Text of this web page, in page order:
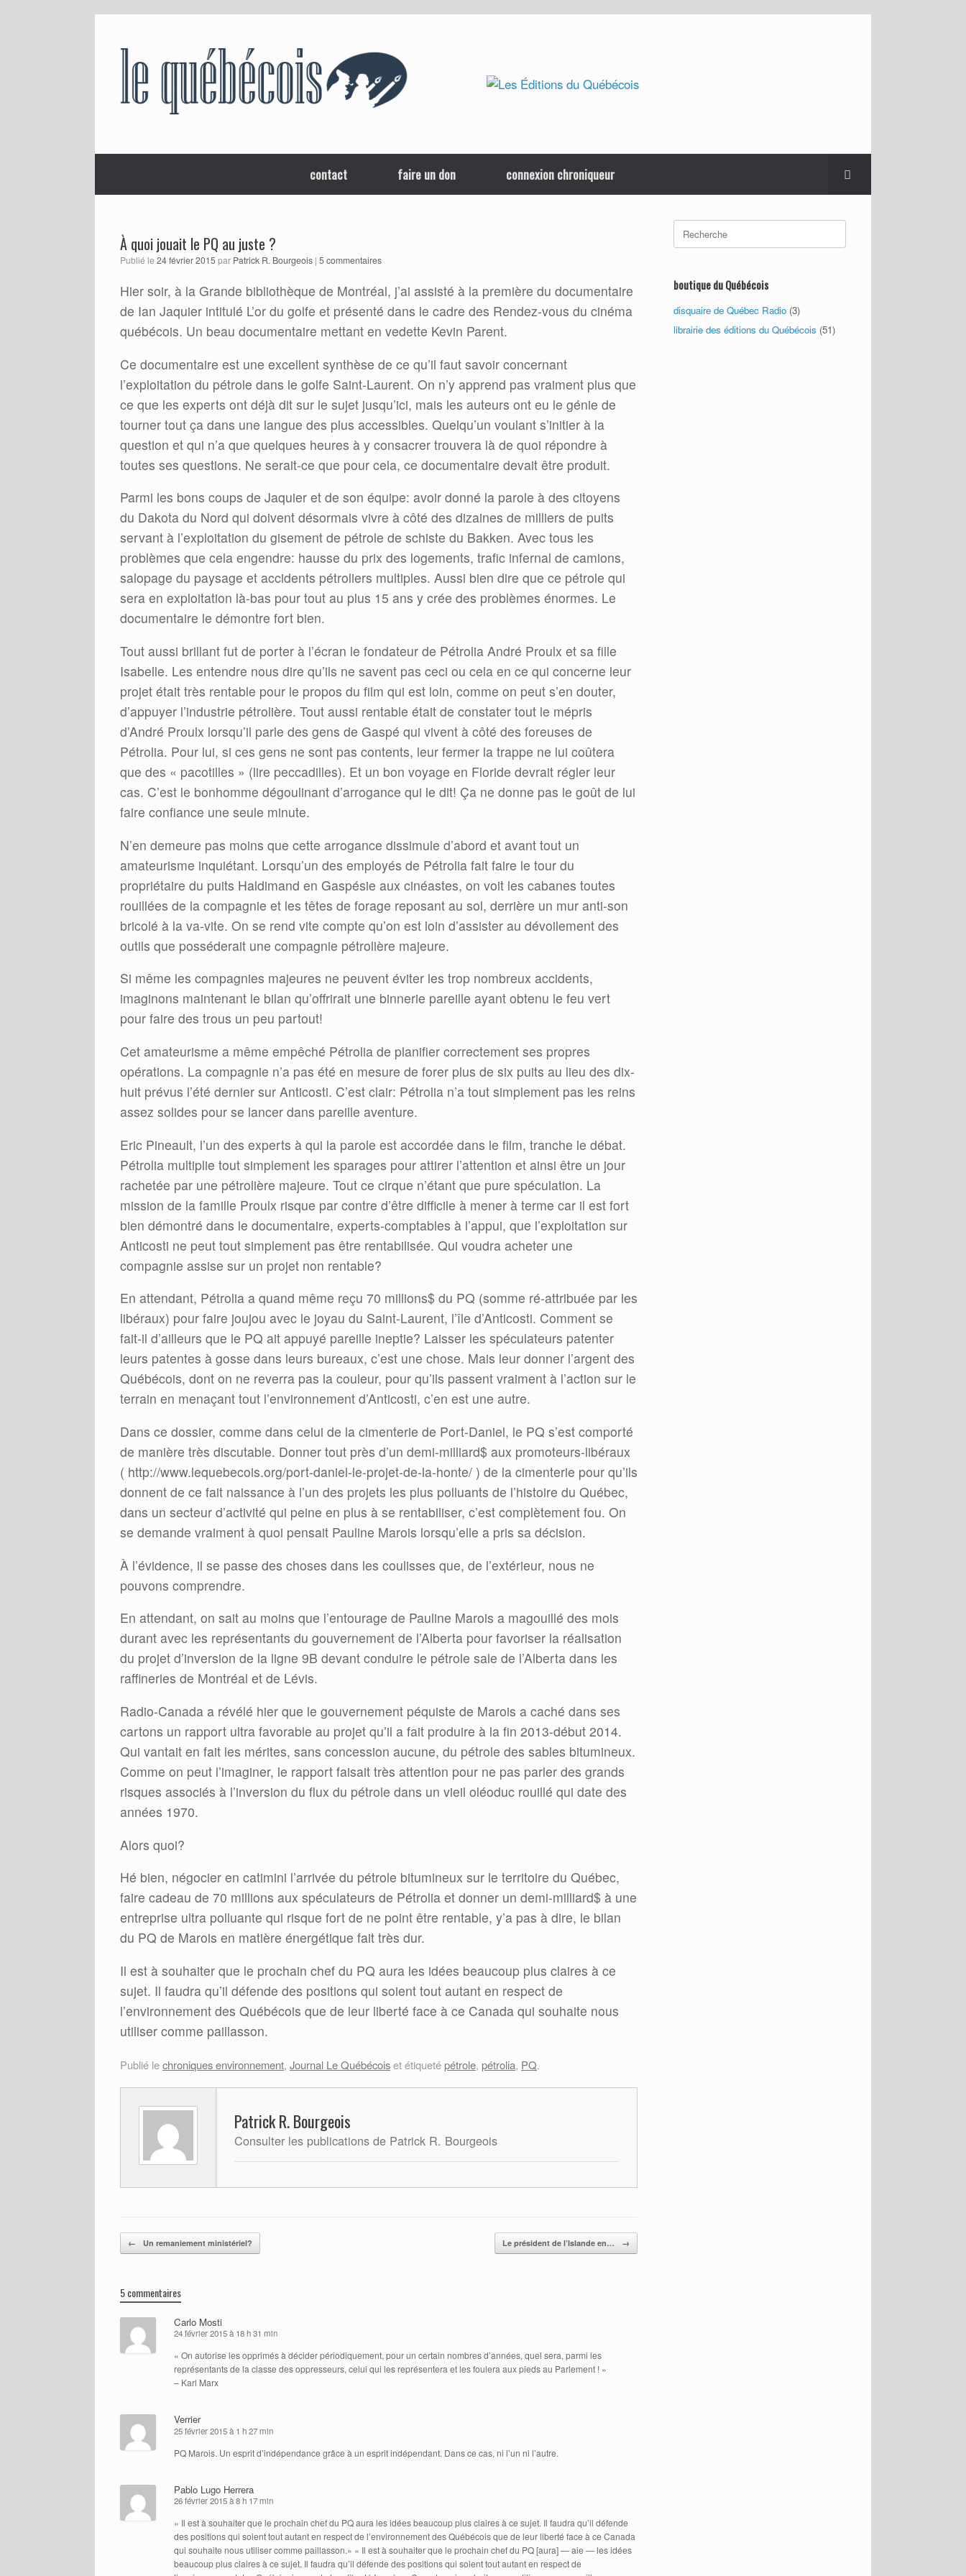
contact faire un don connexion chroniqueur
À quoi jouait le PQ au juste ?
Publié le 24 février 2015 par Patrick R. Bourgeois | 5 commentaires
Hier soir, à la Grande bibliothèque de Montréal, j’ai assisté à la première du documentaire
de Ian Jaquier intitulé L’or du golfe et présenté dans le cadre des Rendez-vous du cinéma
québécois. Un beau documentaire mettant en vedette Kevin Parent.
Ce documentaire est une excellent synthèse de ce qu’il faut savoir concernant
l’exploitation du pétrole dans le golfe Saint-Laurent. On n’y apprend pas vraiment plus que
ce que les experts ont déjà dit sur le sujet jusqu’ici, mais les auteurs ont eu le génie de
tourner tout ça dans une langue des plus accessibles. Quelqu’un voulant s’initier à la
question et qui n’a que quelques heures à y consacrer trouvera là de quoi répondre à
toutes ses questions. Ne serait-ce que pour cela, ce documentaire devait être produit.
Parmi les bons coups de Jaquier et de son équipe: avoir donné la parole à des citoyens
du Dakota du Nord qui doivent désormais vivre à côté des dizaines de milliers de puits
servant à l’exploitation du gisement de pétrole de schiste du Bakken. Avec tous les
problèmes que cela engendre: hausse du prix des logements, trafic infernal de camions,
salopage du paysage et accidents pétroliers multiples. Aussi bien dire que ce pétrole qui
sera en exploitation là-bas pour tout au plus 15 ans y crée des problèmes énormes. Le
documentaire le démontre fort bien.
Tout aussi brillant fut de porter à l’écran le fondateur de Pétrolia André Proulx et sa fille
Isabelle. Les entendre nous dire qu’ils ne savent pas ceci ou cela en ce qui concerne leur
projet était très rentable pour le propos du film qui est loin, comme on peut s’en douter,
d’appuyer l’industrie pétrolière. Tout aussi rentable était de constater tout le mépris
d’André Proulx lorsqu’il parle des gens de Gaspé qui vivent à côté des foreuses de
Pétrolia. Pour lui, si ces gens ne sont pas contents, leur fermer la trappe ne lui coûtera
que des « pacotilles » (lire peccadilles). Et un bon voyage en Floride devrait régler leur
cas. C’est le bonhomme dégoulinant d’arrogance qui le dit! Ça ne donne pas le goût de lui
faire confiance une seule minute.
N’en demeure pas moins que cette arrogance dissimule d’abord et avant tout un
amateurisme inquiétant. Lorsqu’un des employés de Pétrolia fait faire le tour du
propriétaire du puits Haldimand en Gaspésie aux cinéastes, on voit les cabanes toutes
rouillées de la compagnie et les têtes de forage reposant au sol, derrière un mur anti-son
bricolé à la va-vite. On se rend vite compte qu’on est loin d’assister au dévoilement des
outils que posséderait une compagnie pétrolière majeure.
Si même les compagnies majeures ne peuvent éviter les trop nombreux accidents,
imaginons maintenant le bilan qu’offrirait une binnerie pareille ayant obtenu le feu vert
pour faire des trous un peu partout!
Cet amateurisme a même empêché Pétrolia de planifier correctement ses propres
opérations. La compagnie n’a pas été en mesure de forer plus de six puits au lieu des dix-
huit prévus l’été dernier sur Anticosti. C’est clair: Pétrolia n’a tout simplement pas les reins
assez solides pour se lancer dans pareille aventure.
Eric Pineault, l’un des experts à qui la parole est accordée dans le film, tranche le débat.
Pétrolia multiplie tout simplement les sparages pour attirer l’attention et ainsi être un jour
rachetée par une pétrolière majeure. Tout ce cirque n’étant que pure spéculation. La
mission de la famille Proulx risque par contre d’être difficile à mener à terme car il est fort
bien démontré dans le documentaire, experts-comptables à l’appui, que l’exploitation sur
Anticosti ne peut tout simplement pas être rentabilisée. Qui voudra acheter une
compagnie assise sur un projet non rentable?
En attendant, Pétrolia a quand même reçu 70 millions$ du PQ (somme ré-attribuée par les
libéraux) pour faire joujou avec le joyau du Saint-Laurent, l’île d’Anticosti. Comment se
fait-il d’ailleurs que le PQ ait appuyé pareille ineptie? Laisser les spéculateurs patenter
leurs patentes à gosse dans leurs bureaux, c’est une chose. Mais leur donner l’argent des
Québécois, dont on ne reverra pas la couleur, pour qu’ils passent vraiment à l’action sur le
terrain en menaçant tout l’environnement d’Anticosti, c’en est une autre.
Dans ce dossier, comme dans celui de la cimenterie de Port-Daniel, le PQ s’est comporté
de manière très discutable. Donner tout près d’un demi-milliard$ aux promoteurs-libéraux
( http://www.lequebecois.org/port-daniel-le-projet-de-la-honte/ ) de la cimenterie pour qu’ils
donnent de ce fait naissance à l’un des projets les plus polluants de l’histoire du Québec,
dans un secteur d’activité qui peine en plus à se rentabiliser, c’est complètement fou. On
se demande vraiment à quoi pensait Pauline Marois lorsqu’elle a pris sa décision.
À l’évidence, il se passe des choses dans les coulisses que, de l’extérieur, nous ne
pouvons comprendre.
En attendant, on sait au moins que l’entourage de Pauline Marois a magouillé des mois
durant avec les représentants du gouvernement de l’Alberta pour favoriser la réalisation
du projet d’inversion de la ligne 9B devant conduire le pétrole sale de l’Alberta dans les
raffineries de Montréal et de Lévis.
Radio-Canada a révélé hier que le gouvernement péquiste de Marois a caché dans ses
cartons un rapport ultra favorable au projet qu’il a fait produire à la fin 2013-début 2014.
Qui vantait en fait les mérites, sans concession aucune, du pétrole des sables bitumineux.
Comme on peut l’imaginer, le rapport faisait très attention pour ne pas parler des grands
risques associés à l’inversion du flux du pétrole dans un vieil oléoduc rouillé qui date des
années 1970.
Alors quoi?
Hé bien, négocier en catimini l’arrivée du pétrole bitumineux sur le territoire du Québec,
faire cadeau de 70 millions aux spéculateurs de Pétrolia et donner un demi-milliard$ à une
entreprise ultra polluante qui risque fort de ne point être rentable, y’a pas à dire, le bilan
du PQ de Marois en matière énergétique fait très dur.
Il est à souhaiter que le prochain chef du PQ aura les idées beaucoup plus claires à ce
sujet. Il faudra qu’il défende des positions qui soient tout autant en respect de
l’environnement des Québécois que de leur liberté face à ce Canada qui souhaite nous
utiliser comme paillasson.
Publié lechroniques environnement, Journal Le Québécoiset étiquetépétrole, pétrolia, PQ.
Patrick R. Bourgeois
Consulter les publications de Patrick R. Bourgeois
Post navigation
← Un remaniement ministériel? Le président de l’Islande en… →
5 commentaires
Carlo Mosti
24 février 2015 à 18 h 31 min
« On autorise les opprimés à décider périodiquement, pour un certain nombres d’années, quel sera, parmi les
représentants de la classe des oppresseurs, celui qui les représentera et les foulera aux pieds au Parlement ! »
– Karl Marx
Verrier
25 février 2015 à 1 h 27 min
PQ Marois. Un esprit d’indépendance grâce à un esprit indépendant. Dans ce cas, ni l’un ni l’autre.
Pablo Lugo Herrera
26 février 2015 à 8 h 17 min
« Il est à souhaiter que le prochain chef du PQ aura les idées beaucoup plus claires à ce sujet. Il faudra qu’il défende
des positions qui soient tout autant en respect de l’environnement des Québécois que de leur liberté face à ce Canada
qui souhaite nous utiliser comme paillasson.» « Il est à souhaiter que le prochain chef du PQ [aura] — aie — les idées
beaucoup plus claires à ce sujet. Il faudra qu’il défende des positions qui soient tout autant en respect de
Search
for:
boutique du Québécois
disquaire de Québec Radio (3)
librairie des éditions du Québécois (51)